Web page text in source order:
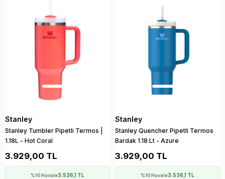
Stanley
Stanley Tumbler Pipetli Termos |
1.18L - Hot Coral
3.929,00 TL
%10 Havale3.536,1 TL
Stanley
Stanley Quencher Pipetli Termos
Bardak 1.18 Lt - Azure
3.929,00 TL
%10 Havale3.536,1 TL